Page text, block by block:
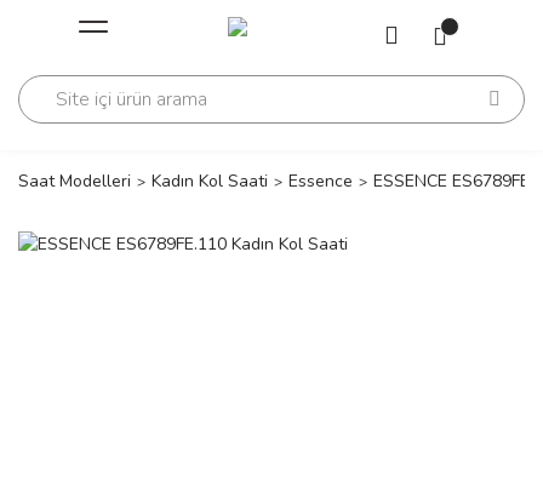
Geri Dön
Geri Dön
Saat Modelleri Kadın Kol Saati Essence ESSENCE